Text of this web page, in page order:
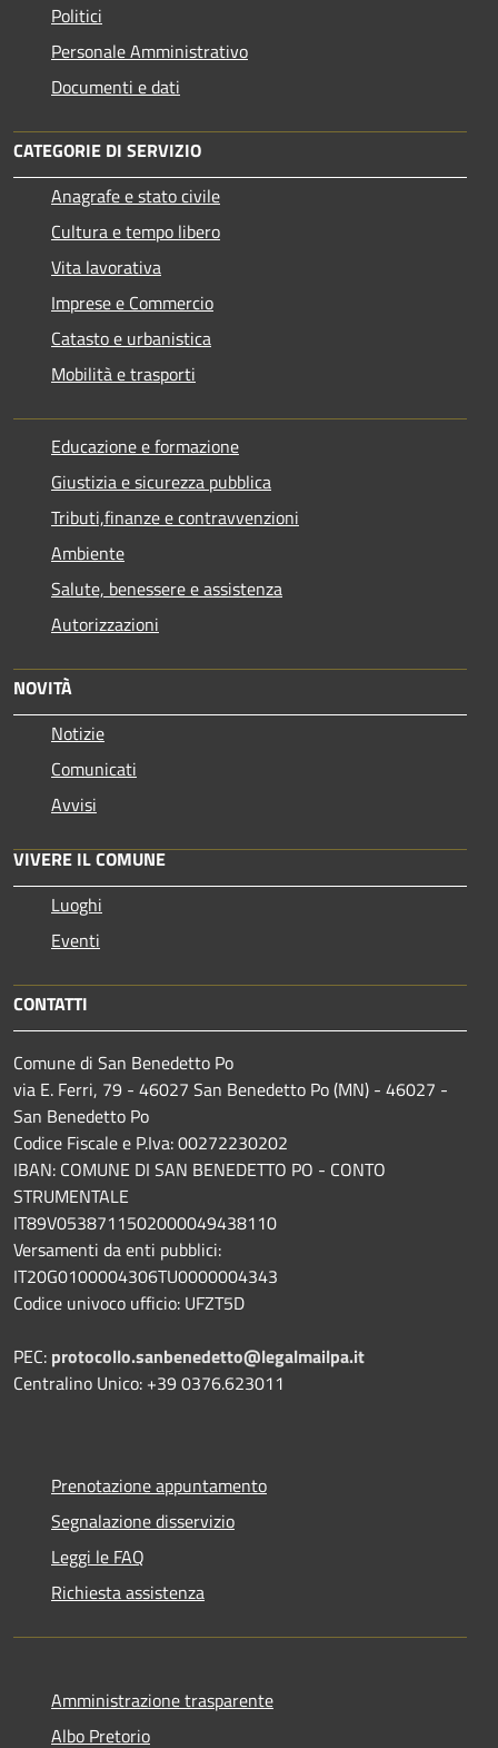
Politici
Personale Amministrativo
Documenti e dati
CATEGORIE DI SERVIZIO
Anagrafe e stato civile
Cultura e tempo libero
Vita lavorativa
Imprese e Commercio
Catasto e urbanistica
Mobilità e trasporti
Educazione e formazione
Giustizia e sicurezza pubblica
Tributi,finanze e contravvenzioni
Ambiente
Salute, benessere e assistenza
Autorizzazioni
NOVITÀ
Notizie
Comunicati
Avvisi
VIVERE IL COMUNE
Luoghi
Eventi
CONTATTI
Comune di San Benedetto Po
via E. Ferri, 79 - 46027 San Benedetto Po (MN) - 46027 -
San Benedetto Po
Codice Fiscale e P.Iva: 00272230202
IBAN: COMUNE DI SAN BENEDETTO PO - CONTO
STRUMENTALE
IT89V0538711502000049438110
Versamenti da enti pubblici:
IT20G0100004306TU0000004343
Codice univoco ufficio: UFZT5D
PEC: protocollo.sanbenedetto@legalmailpa.it
Centralino Unico: +39 0376.623011
Prenotazione appuntamento
Segnalazione disservizio
Leggi le FAQ
Richiesta assistenza
Amministrazione trasparente
Albo Pretorio